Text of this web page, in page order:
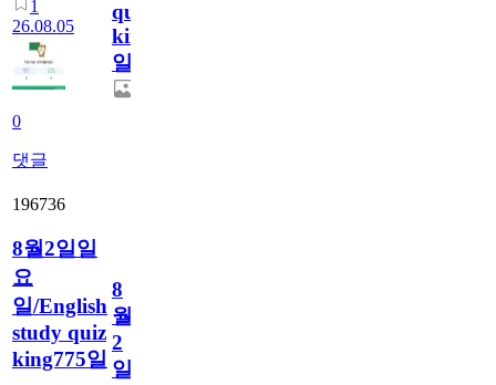
1
26.08.05
0
댓글
quiz
king776
일
196736
8월2일일
요
일/English
study quiz
king775일
8
월
2
일